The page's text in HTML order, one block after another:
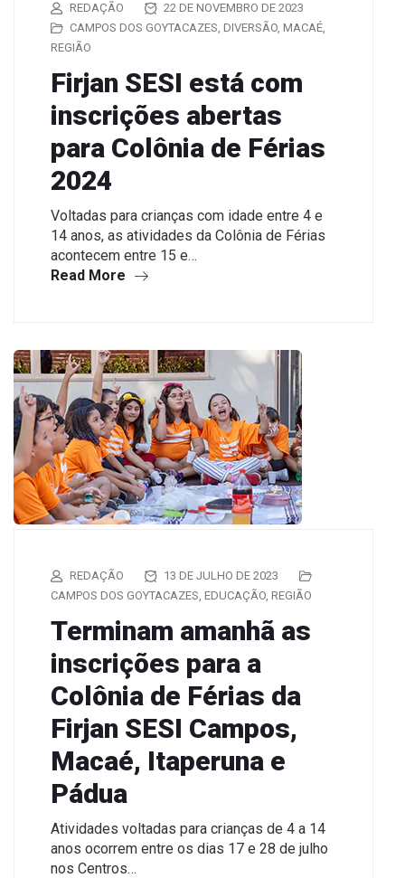
REDAÇÃO
22 DE NOVEMBRO DE 2023
CAMPOS DOS GOYTACAZES, DIVERSÃO, MACAÉ,
REGIÃO
Firjan SESI está com
inscrições abertas
para Colônia de Férias
2024
Voltadas para crianças com idade entre 4 e
14 anos, as atividades da Colônia de Férias
acontecem entre 15 e…
Read More
REDAÇÃO
13 DE JULHO DE 2023
CAMPOS DOS GOYTACAZES, EDUCAÇÃO, REGIÃO
Terminam amanhã as
inscrições para a
Colônia de Férias da
Firjan SESI Campos,
Macaé, Itaperuna e
Pádua
Atividades voltadas para crianças de 4 a 14
anos ocorrem entre os dias 17 e 28 de julho
nos Centros…